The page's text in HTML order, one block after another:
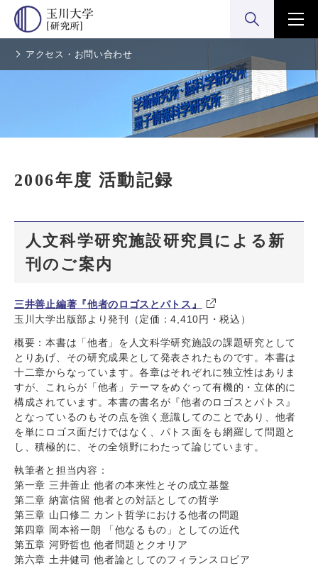
検索:開くメニ
アクセス・お問い合わせ
2006年度 活動記録
人文科学研究施設研究員による新
刊のご案内
三井善止編著『他者のロゴスとパトス』
玉川大学出版部より発刊（定価：4,410円・税込）
概要：本書は「他者」を人文科学研究施設の課題研究として
とりあげ、その研究成果として発表されたものです。本書は
十二章からなっています。各章はそれぞれに独立性はありま
すが、これらが「他者」テーマをめぐって有機的・立体的に
構成されています。本書の書名が『他者のロゴスとパトス』
となっているのもその点を強く意識してのことであり、他者
を単にロゴス面だけではなく、パトス面をも網羅して問題と
し、積極的に、その全領野にわたって論じています。
執筆者と担当内容：
第一章 三井善止 他者の本来性とその成立基盤
第二章 納富信留 他者との対話としての哲学
第三章 山口修二 カント哲学における他者の問題
第四章 岡本裕一朗 「他なるもの」としての近代
第五章 河野哲也 他者問題とクオリア
第六章 土井健司 他者論としてのフィランスロピア